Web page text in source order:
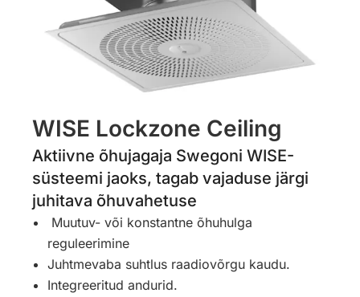
WISE Lockzone Ceiling
Aktiivne õhujagaja Swegoni WISE-
süsteemi jaoks, tagab vajaduse järgi
juhitava õhuvahetuse
Muutuv- või konstantne õhuhulga
reguleerimine
Juhtmevaba suhtlus raadiovõrgu kaudu.
Integreeritud andurid.